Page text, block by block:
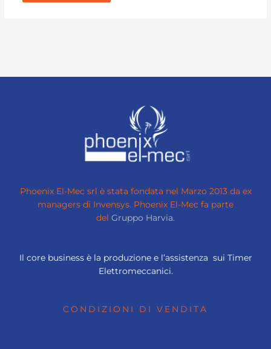
Phoenix El-Mec srl è stata fondata nel Marzo 2013 da ex
managers di Invensys. Phoenix El-Mec fa parte
del Gruppo Harvia.
Il core business è la produzione e l’assistenza sui Timer
Elettromeccanici.
CONDIZIONI DI VENDITA